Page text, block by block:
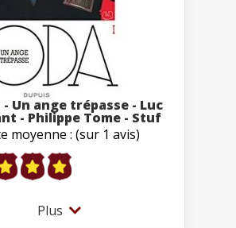
- Un ange trépasse - Luc
- Philippe Tome - Stuf
moyenne : (sur 1 avis)
Plus